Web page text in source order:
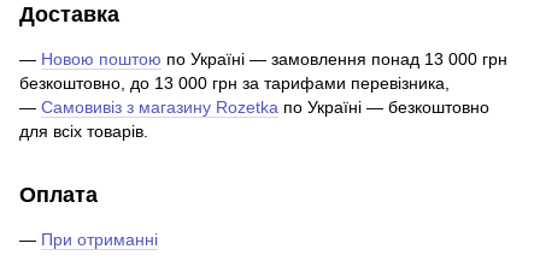
Доставка
— Новою поштою по Україні — замовлення понад 13 000 грн
безкоштовно, до 13 000 грн за тарифами перевізника,
— Самовивіз з магазину Rozetka по Україні — безкоштовно
для всіх товарів.
Оплата
— При отриманні